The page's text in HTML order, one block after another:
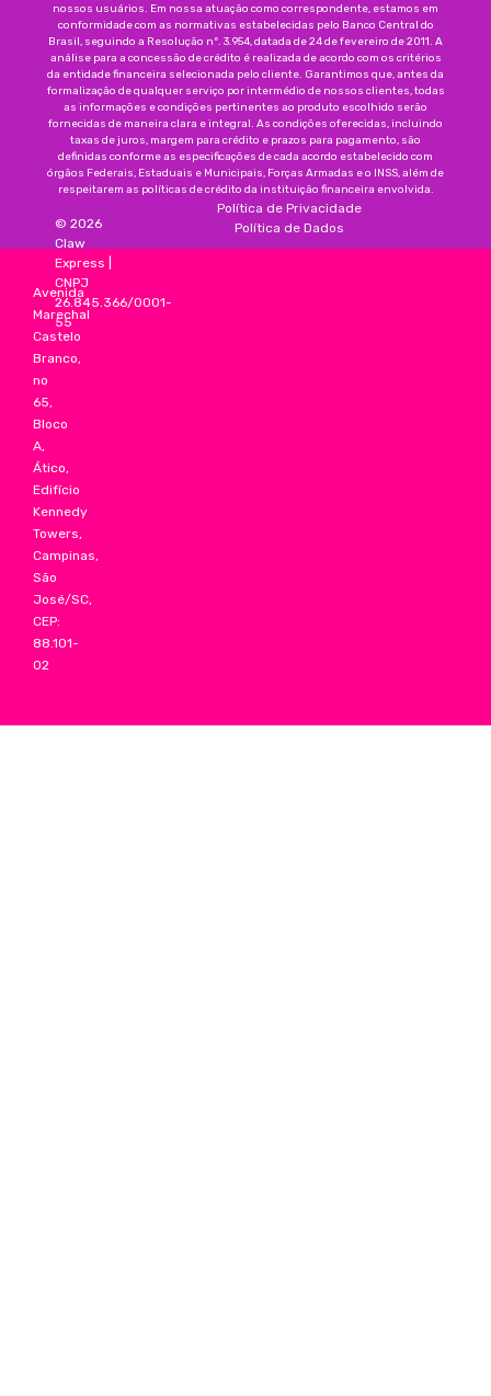
nossos usuários. Em nossa atuação como correspondente, estamos em
conformidade com as normativas estabelecidas pelo Banco Central do
Brasil, seguindo a Resolução nº. 3.954, datada de 24 de fevereiro de 2011. A
análise para a concessão de crédito é realizada de acordo com os critérios
da entidade financeira selecionada pelo cliente. Garantimos que, antes da
formalização de qualquer serviço por intermédio de nossos clientes, todas
as informações e condições pertinentes ao produto escolhido serão
fornecidas de maneira clara e integral. As condições oferecidas, incluindo
taxas de juros, margem para crédito e prazos para pagamento, são
definidas conforme as especificações de cada acordo estabelecido com
órgãos Federais, Estaduais e Municipais, Forças Armadas e o INSS, além de
respeitarem as políticas de crédito da instituição financeira envolvida.
Avenida
Marechal
Castelo
Branco,
no
65,
Bloco
A,
Ático,
Edifício
Kennedy
Towers,
Campinas,
São
José/SC,
CEP:
88.101-
02
© 2026
Claw
Express
CNPJ
26.845.366/0001-
55
Política de Privacidade
Política de Dados